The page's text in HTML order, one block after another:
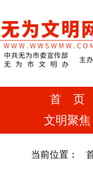
首 页
文明聚焦
当前位置：